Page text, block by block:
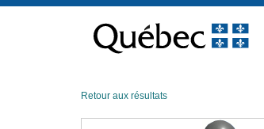
contenu
Retour aux résultats